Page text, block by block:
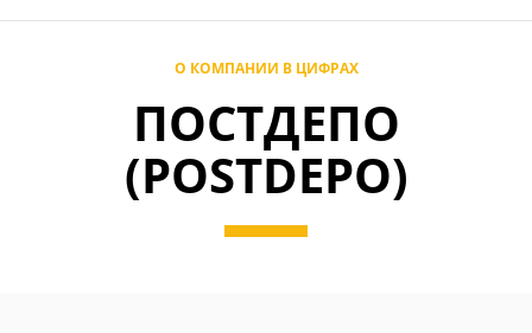
О КОМПАНИИ В ЦИФРАХ
ПОСТДЕПО
(POSTDEPO)